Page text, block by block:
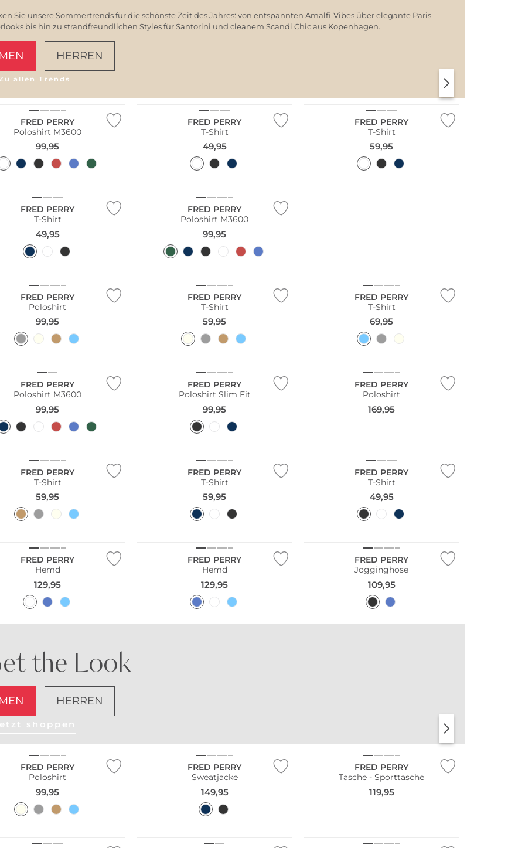
Sie unsere Sommertrends für die schönste Zeit des Jahres: von entspannten Amalfi-Vibes über elegante Paris-
bis hin zu strandfreundlichen Styles für Santorini und cleanem Scandi Chic aus Kopenhagen.
HERREN
allen Trends
FRED PERRY
Poloshirt M3600
99,95
FRED PERRY
T-Shirt
49,95
FRED PERRY
T-Shirt
59,95
FRED PERRY
T-Shirt
49,95
FRED PERRY
Poloshirt M3600
99,95
FRED PERRY
Poloshirt
99,95
FRED PERRY
T-Shirt
59,95
FRED PERRY
T-Shirt
69,95
FRED PERRY
Poloshirt M3600
99,95
FRED PERRY
Poloshirt Slim Fit
99,95
FRED PERRY
Poloshirt
169,95
FRED PERRY
T-Shirt
59,95
FRED PERRY
T-Shirt
59,95
FRED PERRY
T-Shirt
49,95
FRED PERRY
Hemd
129,95
FRED PERRY
Hemd
129,95
FRED PERRY
Jogginghose
109,95
the Look
HERREN
shoppen
FRED PERRY
Poloshirt
99,95
FRED PERRY
Sweatjacke
149,95
FRED PERRY
Tasche - Sporttasche
119,95